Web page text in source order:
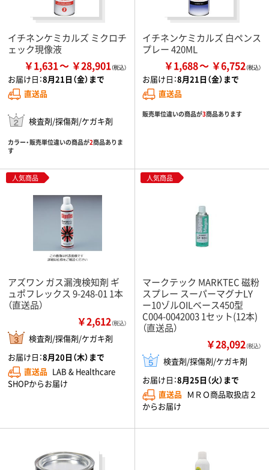
イチネンケミカルズ ミクロチ
ェック現像液
￥1,631 ￥28,901
お届け日：8月21日（金）まで
直送品
検査剤/探傷剤/ケガキ剤
カラー・販売単位違いの商品が2商品ありま
す
イチネンケミカルズ 白ペンス
プレー 420ML
￥1,688 ￥6,752
お届け日：8月21日（金）まで
直送品
販売単位違いの商品が3商品あります
人気商品
アズワン ガス漏洩検知剤 ギ
ュポフレックス 9-248-01 1本
（直送品）
￥2,612（税込）
検査剤/探傷剤/ケガキ剤
お届け日：8月20日（木）まで
直送品 LAB & Healthcare
SHOPからお届け
人気商品
マークテック MARKTEC 磁粉
スプレー スーパーマグナLY
ー10ゾルOILベース450型
C004-0042003 1セット(12本)
（直送品）
￥28,092（税込）
検査剤/探傷剤/ケガキ剤
お届け日：8月25日（火）まで
直送品 ＭＲＯ商品取扱店２
からお届け